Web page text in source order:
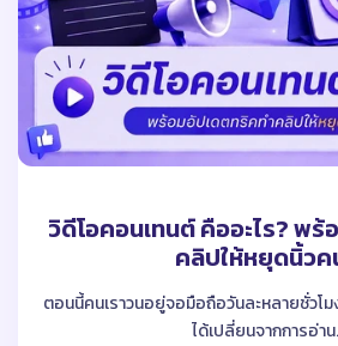
วิดีโอคอนเทนต์ คืออะไร? พ
คลิปให้หยุดนิ้ว
ตอนนี้คนเราวนอยู่จอมือถือวันละหลายชั่วโ
ได้เปลี่ยนจากการอ่าน